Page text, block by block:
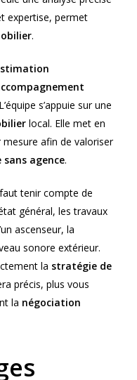
expertise, permet
.
s’appuie sur une
local. Elle met en
afin de valoriser
sans agence.
tenir compte de
général, les travaux
ascenseur, la
sonore extérieur.
la stratégie de
précis, plus vous
la négociation